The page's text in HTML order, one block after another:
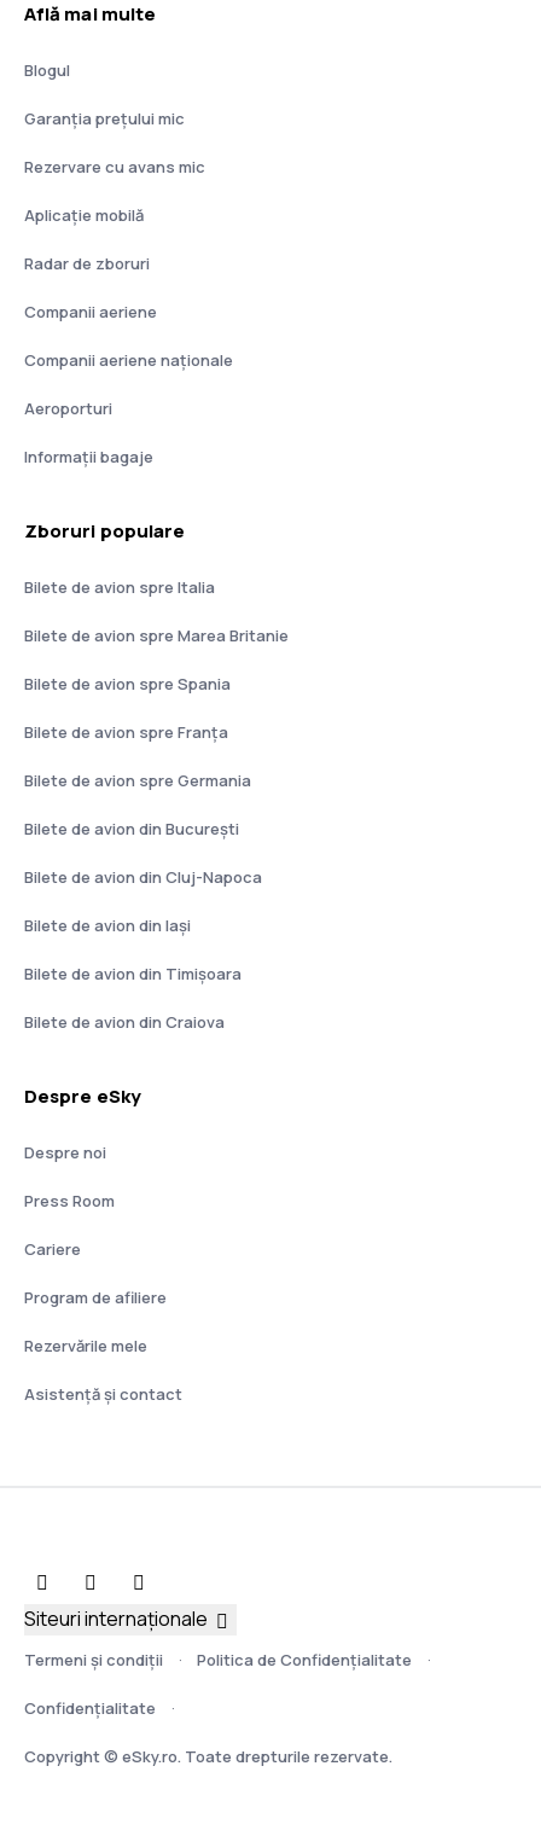
Află mai multe
Blogul
Garanția prețului mic
Rezervare cu avans mic
Aplicație mobilă
Radar de zboruri
Companii aeriene
Companii aeriene naţionale
Aeroporturi
Informații bagaje
Zboruri populare
Bilete de avion spre Italia
Bilete de avion spre Marea Britanie
Bilete de avion spre Spania
Bilete de avion spre Franţa
Bilete de avion spre Germania
Bilete de avion din București
Bilete de avion din Cluj-Napoca
Bilete de avion din Iași
Bilete de avion din Timișoara
Bilete de avion din Craiova
Despre eSky
Despre noi
Press Room
Cariere
Program de afiliere
Rezervările mele
Asistenţă şi contact
Termeni şi condiţii Politica de Confidențialitate
Confidențialitate
Copyright © eSky.ro. Toate drepturile rezervate.
Siteuri internaționale